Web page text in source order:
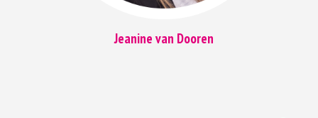
Jeanine van Dooren